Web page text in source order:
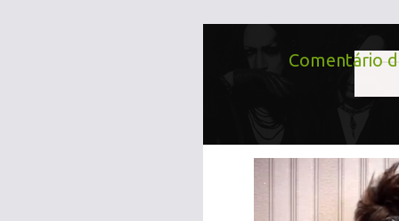
Comentário